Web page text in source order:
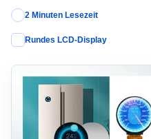
2 Minuten Lesezeit
Rundes LCD-Display